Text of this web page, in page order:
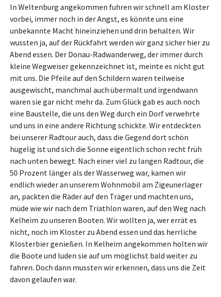
In Weltenburg angekommen fuhren wir schnell am Kloster
vorbei, immer noch in der Angst, es könnte uns eine
unbekannte Macht hineinziehen und drin behalten. Wir
wussten ja, auf der Rückfahrt werden wir ganz sicher hier zu
Abend essen. Der Donau-Radwanderweg, der immer durch
kleine Wegweiser gekennzeichnet ist, meinte es nicht gut
mit uns. Die Pfeile auf den Schildern waren teilweise
ausgewischt, manchmal auch übermalt und irgendwann
waren sie gar nicht mehr da. Zum Glück gab es auch noch
eine Baustelle, die uns den Weg durch ein Dorf verwehrte
und uns in eine andere Richtung schickte. Wir entdeckten
bei unserer Radtour auch, dass die Gegend dort schön
hügelig ist und sich die Sonne eigentlich schon recht früh
nach unten bewegt. Nach einer viel zu langen Radtour, die
50 Prozent länger als der Wasserweg war, kamen wir
endlich wieder an unserem Wohnmobil am Zigeunerlager
an, packten die Räder auf den Träger und machten uns,
müde wie wir nach dem Triathlon waren, auf den Weg nach
Kelheim zu unseren Booten. Wir wollten ja, wer errät es
nicht, noch im Kloster zu Abend essen und das herrliche
Klosterbier genießen. In Kelheim angekommen holten wir
die Boote und luden sie auf um möglichst bald weiter zu
fahren. Doch dann mussten wir erkennen, dass uns die Zeit
davon gelaufen war.